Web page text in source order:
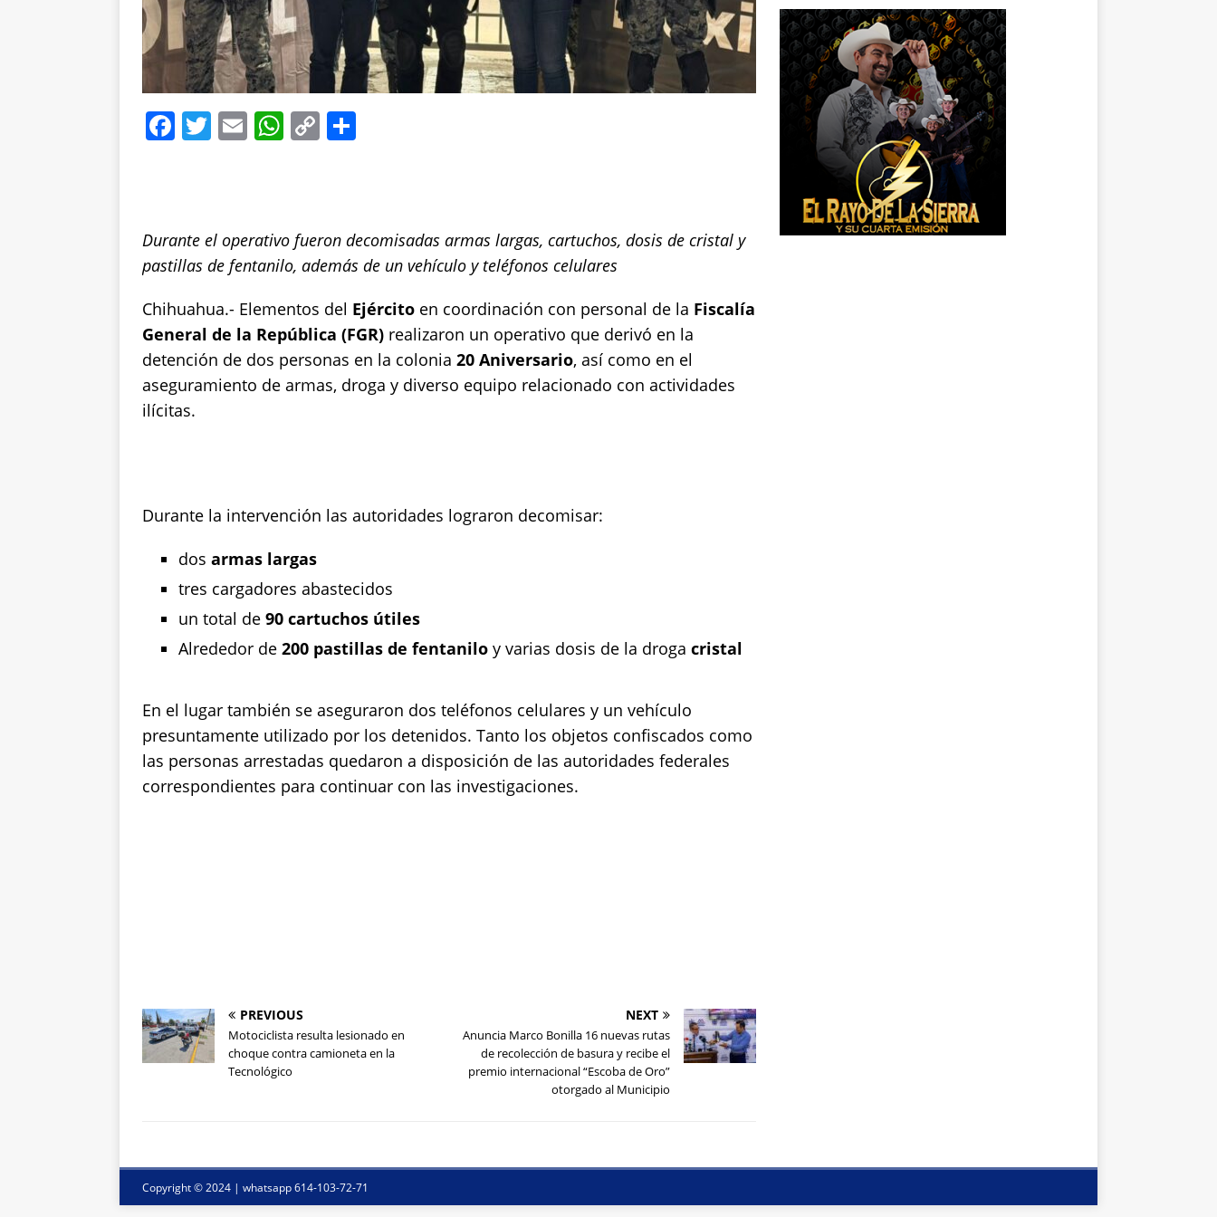
F
b
o
o
k
T
r
E W
A
p
p
C
Li
n
k
Durante el operativo fueron decomisadas armas largas, cartuchos, dosis de cristal y
pastillas de fentanilo, además de un vehículo y teléfonos celulares
Chihuahua.- Elementos del Ejército en coordinación con personal de la Fiscalía
General de la República (FGR) realizaron un operativo que derivó en la
detención de dos personas en la colonia 20 Aniversario, así como en el
aseguramiento de armas, droga y diverso equipo relacionado con actividades
ilícitas.
Durante la intervención las autoridades lograron decomisar:
dos armas largas
tres cargadores abastecidos
un total de 90 cartuchos útiles
Alrededor de 200 pastillas de fentanilo y varias dosis de la droga cristal
En el lugar también se aseguraron dos teléfonos celulares y un vehículo
presuntamente utilizado por los detenidos. Tanto los objetos confiscados como
las personas arrestadas quedaron a disposición de las autoridades federales
correspondientes para continuar con las investigaciones.
PREVIOUS
Motociclista resulta lesionado en
choque contra camioneta en la
Tecnológico
NEXT
Anuncia Marco Bonilla 16 nuevas rutas
de recolección de basura y recibe el
premio internacional “Escoba de Oro”
otorgado al Municipio
Copyright © 2024 | whatsapp 614-103-72-71